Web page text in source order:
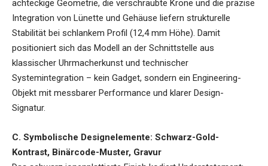
achteckige Geometrie, die verschraubte Krone und die präzise
Integration von Lünette und Gehäuse liefern strukturelle
Stabilität bei schlankem Profil (12,4 mm Höhe). Damit
positioniert sich das Modell an der Schnittstelle aus
klassischer Uhrmacherkunst und technischer
Systemintegration – kein Gadget, sondern ein Engineering-
Objekt mit messbarer Performance und klarer Design-
Signatur.
C. Symbolische Designelemente: Schwarz-Gold-
Kontrast, Binärcode-Muster, Gravur